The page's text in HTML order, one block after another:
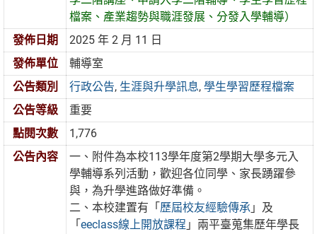
檔案、產業趨勢與職涯發展、分發入學輔導）
發佈日期
2025 年 2 月 11 日
發佈單位
輔導室
公告類別
行政公告, 生涯與升學訊息,學生學習歷程檔案
公告等級
重要
點閱次數
1,776
公告內容
一、附件為本校113學年度第2學期大學多元入
學輔導系列活動，歡迎各位同學、家長踴躍參
與，為升學進路做好準備。
二、本校建置有「 歷屆校友經驗傳承 」及
「eeclass線上開放課程 」兩平臺蒐集歷年學長